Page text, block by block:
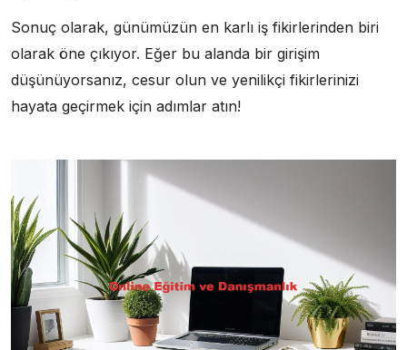
Sonuç olarak, günümüzün en karlı iş fikirlerinden biri
olarak öne çıkıyor. Eğer bu alanda bir girişim
düşünüyorsanız, cesur olun ve yenilikçi fikirlerinizi
hayata geçirmek için adımlar atın!